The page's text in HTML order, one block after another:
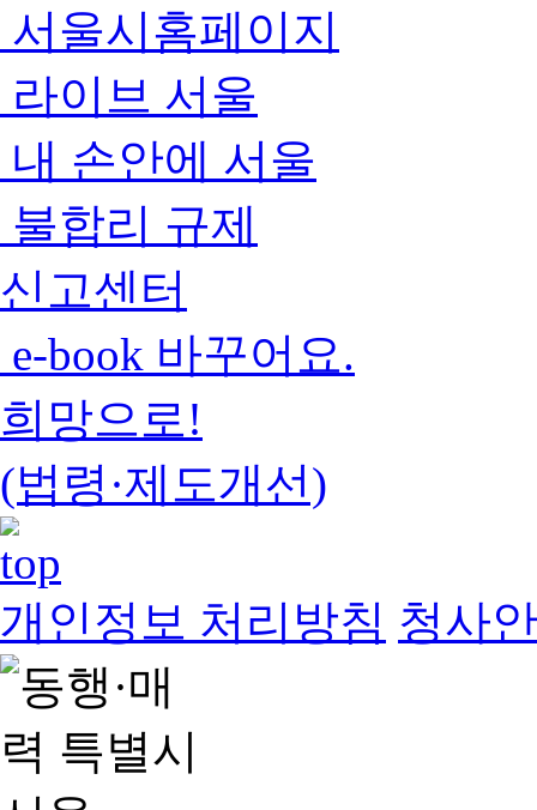
서울시홈페이지
라이브 서울
내 손안에 서울
불합리 규제
신고센터
e-book 바꾸어요.
희망으로!
(법령·제도개선)
개인정보 처리방침 청사